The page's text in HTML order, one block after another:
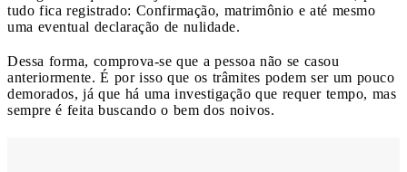
tudo fica registrado: Confirmação, matrimônio e até mesmo
uma eventual declaração de nulidade.
Dessa forma, comprova-se que a pessoa não se casou
anteriormente. É por isso que os trâmites podem ser um pouco
demorados, já que há uma investigação que requer tempo, mas
sempre é feita buscando o bem dos noivos.